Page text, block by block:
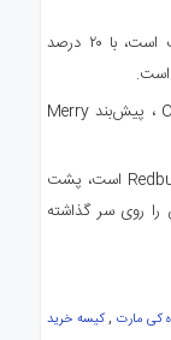
کیسه مذکور که کاملا شبیه کیسه‌های اصلی کی‌مارت است، با ۲۰ درصد
طراح و فروشنده این کیسه‌ها به نام OEV Designs ، پیش‌بند Merry
روی این پیش‌بند که دارای محدودیت سنی در Redbubble است، پشت
روی سر گذاشته
کی مارت,کیسه خرید